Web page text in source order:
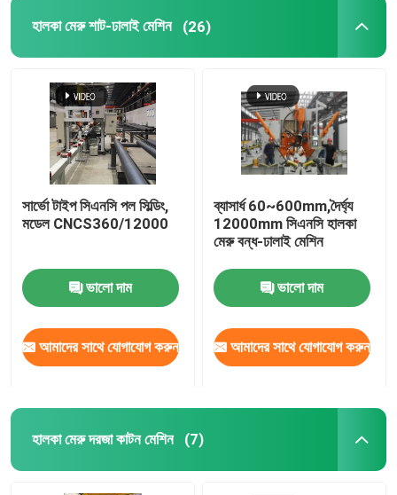
হট ডিপ গ্যালভানাইজিং সরঞ্জাম
হালকা মেরু শাট-ঢালাই মেশিন (26)
সার্ভো টাইপ সিএনসি পল সিল্ডিং,
মডেল CNCS360/12000
ভালো দাম
আমাদের সাথে যোগাযোগ করুন
ব্যাসার্ধ 60~600mm,দৈর্ঘ্য
12000mm সিএনসি হালকা
মেরু বন্ধ-ঢালাই মেশিন
ভালো দাম
আমাদের সাথে যোগাযোগ করুন
হালকা মেরু দরজা কাটন মেশিন (7)